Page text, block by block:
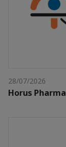
28/07/2026
Horus Pharma